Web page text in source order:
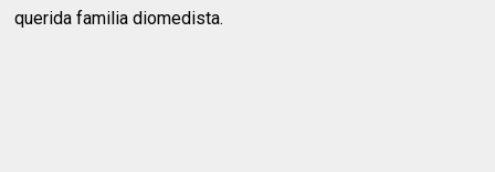
querida familia diomedista.